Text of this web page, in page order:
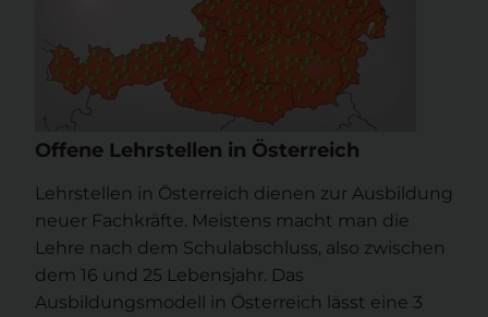
Offene Lehrstellen in Österreich
Lehrstellen in Österreich dienen zur Ausbildung
neuer Fachkräfte. Meistens macht man die
Lehre nach dem Schulabschluss, also zwischen
dem 16 und 25 Lebensjahr. Das
Ausbildungsmodell in Österreich lässt eine 3